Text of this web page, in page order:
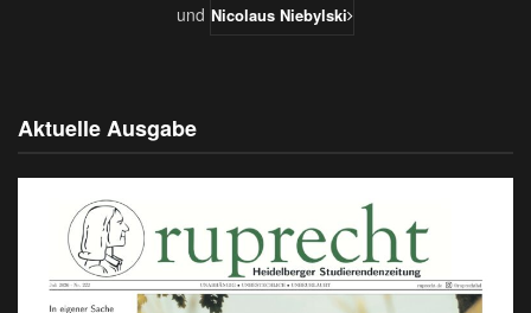
und Nicolaus Niebylski
Aktuelle Ausgabe